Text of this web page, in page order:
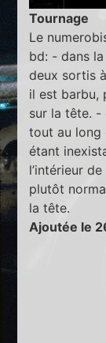
Tournage
Le
bd: - dans
deux sortis
il est barbu,
sur la tête. -
tout au long
étant
l’intérieur
plutôt
la tête.
Ajoutée le